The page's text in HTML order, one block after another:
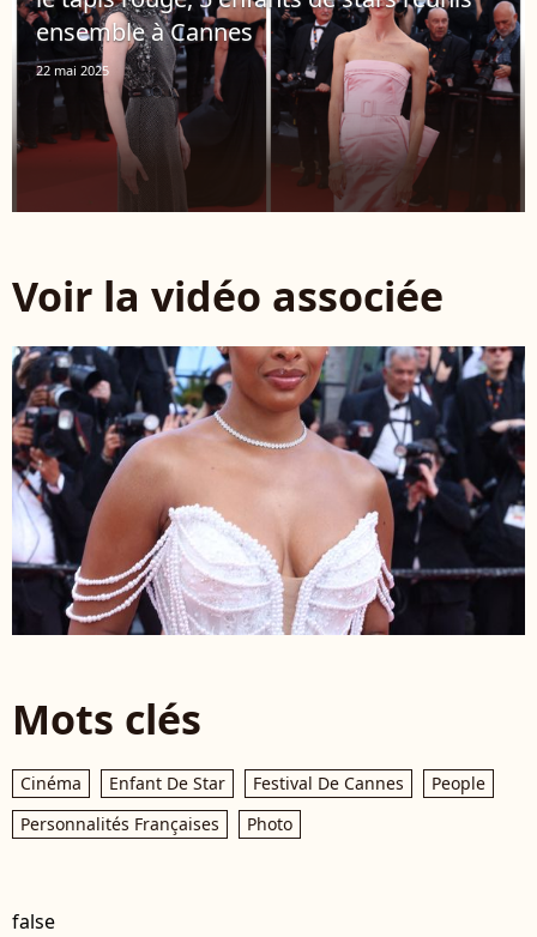
ensemble à Cannes
22 mai 2025
Voir la vidéo associée
Mots clés
Cinéma Enfant De Star Festival De Cannes
People
Personnalités Françaises
Photo
false